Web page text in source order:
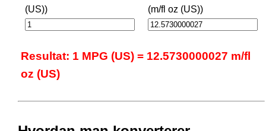
(US))
(m/fl oz (US))
Resultat: 1 MPG (US) = 12.5730000027 m/fl
oz (US)